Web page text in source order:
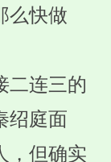
么快做
二连三的
绍庭面
，但确实